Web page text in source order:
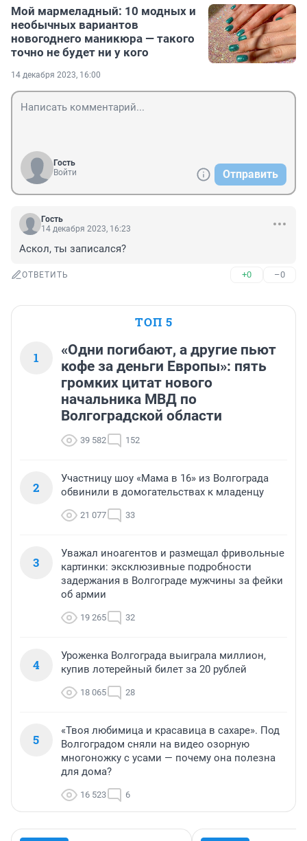
Мой мармеладный: 10 модных и
необычных вариантов
новогоднего маникюра — такого
точно не будет ни у кого
14 декабря 2023, 16:00
Гость
Войти
Отправить
Гость
14 декабря 2023, 16:23
Аскол, ты записался?
ОТВЕТИТЬ +0 –0
ТОП 5
1
«Одни погибают, а другие пьют
кофе за деньги Европы»: пять
громких цитат нового
начальника МВД по
Волгоградской области
39 582 152
2
Участницу шоу «Мама в 16» из Волгограда
обвинили в домогательствах к младенцу
21 077 33
3
Уважал иноагентов и размещал фривольные
картинки: эксклюзивные подробности
задержания в Волгограде мужчины за фейки
об армии
19 265 32
4
Уроженка Волгограда выиграла миллион,
купив лотерейный билет за 20 рублей
18 065 28
5
«Твоя любимица и красавица в сахаре». Под
Волгоградом сняли на видео озорную
многоножку с усами — почему она полезна
для дома?
16 523 6